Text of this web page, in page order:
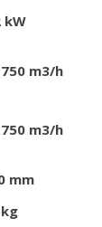
kW
m3/h
m3/h
mm